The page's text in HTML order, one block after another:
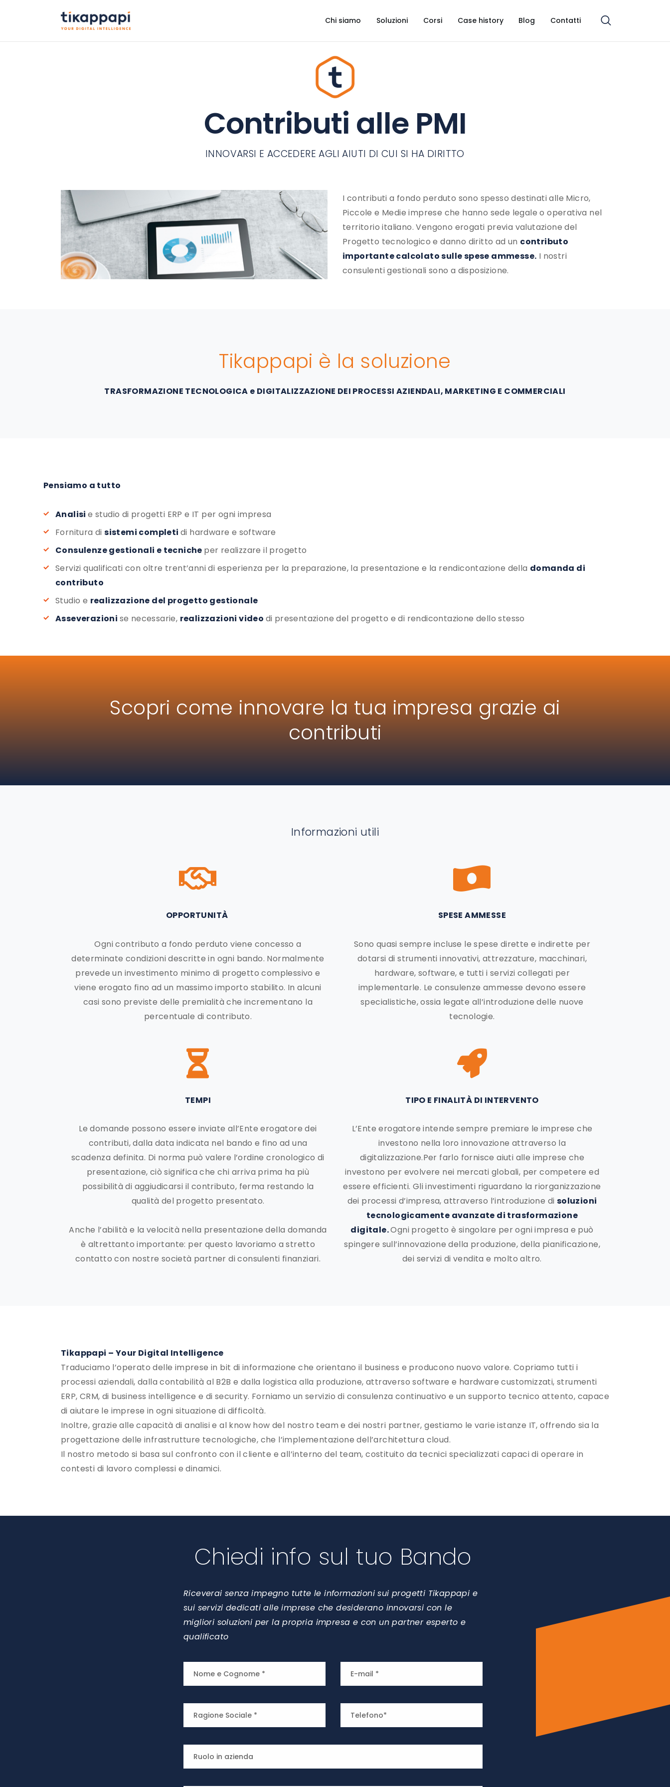
Chi siamo Soluzioni Corsi Case history Blog Contatti
SOLUZIONI
CASE HISTORY
BLOG
CONTATTI
Contributi alle PMI
INNOVARSI E ACCEDERE AGLI AIUTI DI CUI SI HA DIRITTO
I contributi a fondo perduto sono spesso destinati alle Micro,
Piccole e Medie imprese che hanno sede legale o operativa nel
territorio italiano. Vengono erogati previa valutazione del
Progetto tecnologico e danno diritto ad un contributo
importante calcolato sulle spese ammesse. I nostri
consulenti gestionali sono a disposizione.
Tikappapi è la soluzione
TRASFORMAZIONE TECNOLOGICA e DIGITALIZZAZIONE DEI PROCESSI AZIENDALI, MARKETING E COMMERCIALI
Pensiamo a tutto
Analisie studio di progetti ERP e IT per ogni impresa
Fornitura disistemi completidi hardware e software
Consulenze gestionali e tecniche per realizzare il progetto
Servizi qualificati con oltre trent’anni di esperienza per la preparazione, la presentazione e la rendicontazione della domanda di
contributo
Studio e realizzazione del progetto gestionale
Asseverazioni se necessarie, realizzazioni video di presentazione del progetto e di rendicontazione dello stesso
Scopri come innovare la tua impresa grazie ai
contributi
Informazioni utili
OPPORTUNITÀ
Ogni contributo a fondo perduto viene concesso a
determinate condizioni descritte in ogni bando. Normalmente
prevede un investimento minimo di progetto complessivo e
viene erogato fino ad un massimo importo stabilito. In alcuni
casi sono previste delle premialità che incrementano la
percentuale di contributo.
SPESE AMMESSE
Sono quasi sempre incluse le spese dirette e indirette per
dotarsi di strumenti innovativi, attrezzature, macchinari,
hardware, software, e tutti i servizi collegati per
implementarle. Le consulenze ammesse devono essere
specialistiche, ossia legate all’introduzione delle nuove
tecnologie.
TEMPI
Le domande possono essere inviate all’Ente erogatore dei
contributi, dalla data indicata nel bando e fino ad una
scadenza definita. Di norma può valere l’ordine cronologico di
presentazione, ciò significa che chi arriva prima ha più
possibilità di aggiudicarsi il contributo, ferma restando la
qualità del progetto presentato.
Anche l’abilità e la velocità nella presentazione della domanda
è altrettanto importante: per questo lavoriamo a stretto
contatto con nostre società partner di consulenti finanziari.
TIPO E FINALITÀ DI INTERVENTO
L’Ente erogatore intende sempre premiare le imprese che
investono nella loro innovazione attraverso la
digitalizzazione.Per farlo fornisce aiuti alle imprese che
investono per evolvere nei mercati globali, per competere ed
essere efficienti. Gli investimenti riguardano la riorganizzazione
dei processi d’impresa, attraverso l’introduzione di soluzioni
tecnologicamente avanzate di trasformazione
digitale.Ogni progetto è singolare per ogni impresa e può
spingere sull’innovazione della produzione, della pianificazione,
dei servizi di vendita e molto altro.
Tikappapi – Your Digital Intelligence
Traduciamo l’operato delle imprese in bit di informazione che orientano il business e producono nuovo valore. Copriamo tutti i
processi aziendali, dalla contabilità al B2B e dalla logistica alla produzione, attraverso software e hardware customizzati, strumenti
ERP, CRM, di business intelligence e di security. Forniamo un servizio di consulenza continuativo e un supporto tecnico attento, capace
di aiutare le imprese in ogni situazione di difficoltà.
Inoltre, grazie alle capacità di analisi e al know how del nostro team e dei nostri partner, gestiamo le varie istanze IT, offrendo sia la
progettazione delle infrastrutture tecnologiche, che l’implementazione dell’architettura cloud.
Il nostro metodo si basa sul confronto con il cliente e all’interno del team, costituito da tecnici specializzati capaci di operare in
contesti di lavoro complessi e dinamici.
Chiedi info sul tuo Bando
Riceverai senza impegno tutte le informazioni sui progetti Tikappapi e
sui servizi dedicati alle imprese che desiderano innovarsi con le
migliori soluzioni per la propria impresa e con un partner esperto e
qualificato